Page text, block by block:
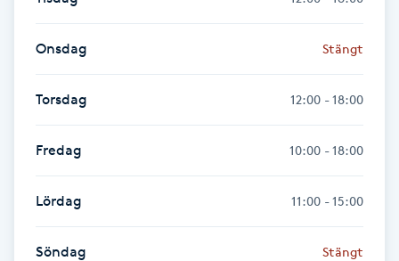
Hårvård
Hälsa
Hälsprickor
Idrottsmassage
Onsdag Stängt
Torsdag 12:00 - 18:00
Fredag 10:00 - 18:00
Lördag 11:00 - 15:00
Söndag Stängt